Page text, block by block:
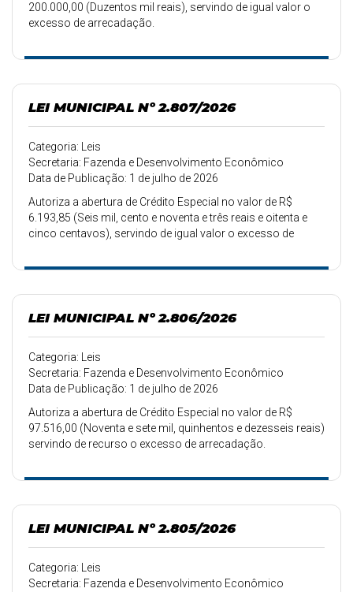
200.000,00 (Duzentos mil reais), servindo de igual valor o
excesso de arrecadação.
LEI MUNICIPAL Nº 2.807/2026
Categoria: Leis
Secretaria: Fazenda e Desenvolvimento Econômico
Data de Publicação: 1 de julho de 2026
Autoriza a abertura de Crédito Especial no valor de R$
6.193,85 (Seis mil, cento e noventa e três reais e oitenta e
cinco centavos), servindo de igual valor o excesso de
LEI MUNICIPAL Nº 2.806/2026
Categoria: Leis
Secretaria: Fazenda e Desenvolvimento Econômico
Data de Publicação: 1 de julho de 2026
Autoriza a abertura de Crédito Especial no valor de R$
97.516,00 (Noventa e sete mil, quinhentos e dezesseis reais)
servindo de recurso o excesso de arrecadação.
LEI MUNICIPAL Nº 2.805/2026
Categoria: Leis
Secretaria: Fazenda e Desenvolvimento Econômico